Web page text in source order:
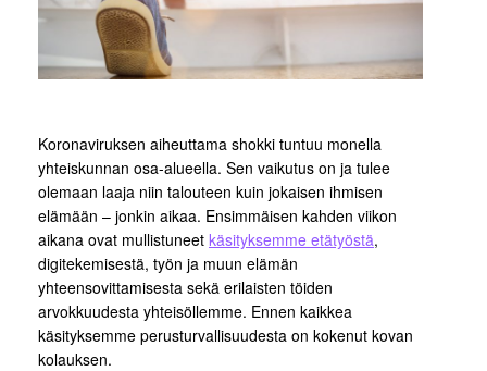
Koronaviruksen aiheuttama shokki tuntuu monella
yhteiskunnan osa-alueella. Sen vaikutus on ja tulee
olemaan laaja niin talouteen kuin jokaisen ihmisen
elämään – jonkin aikaa. Ensimmäisen kahden viikon
aikana ovat mullistuneet käsityksemme etätyöstä,
digitekemisestä, työn ja muun elämän
yhteensovittamisesta sekä erilaisten töiden
arvokkuudesta yhteisöllemme. Ennen kaikkea
käsityksemme perusturvallisuudesta on kokenut kovan
kolauksen.